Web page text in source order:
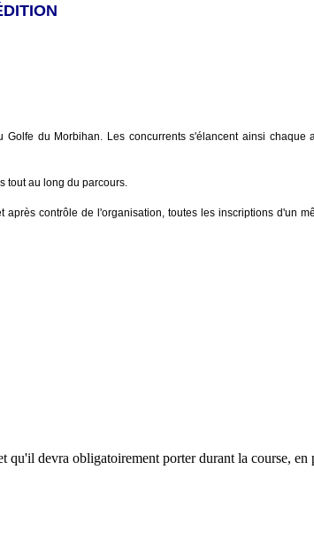
du Morbihan. Les concurrents s'élancent ainsi chaque
tout au long du parcours.
contrôle de l'organisation, toutes les inscriptions d'un
devra obligatoirement porter durant la course, en